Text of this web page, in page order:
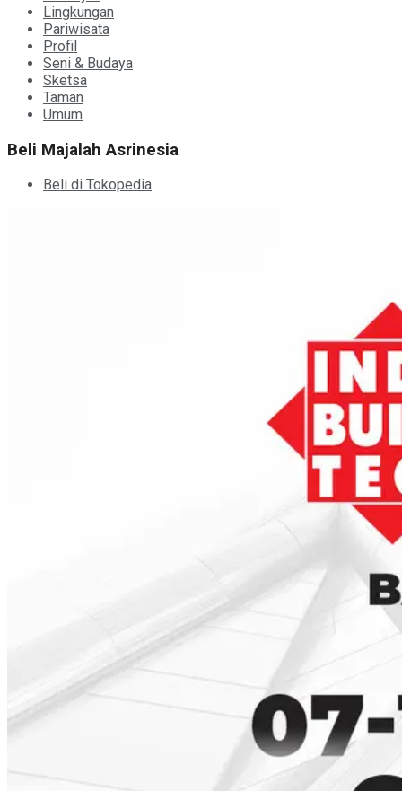
Lingkungan
Pariwisata
Profil
Seni & Budaya
Sketsa
Taman
Umum
Beli Majalah Asrinesia
Beli di Tokopedia